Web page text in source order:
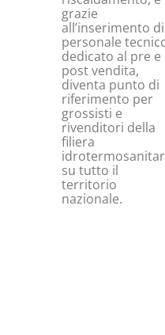
grazie
all’inserimento di
personale
dedicato al pre e
post vendita,
diventa punto di
riferimento per
grossisti e
rivenditori della
filiera
su tutto il
territorio
nazionale.